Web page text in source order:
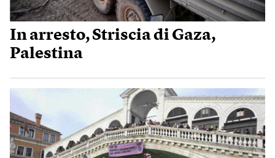
In arresto, Striscia di Gaza,
Palestina